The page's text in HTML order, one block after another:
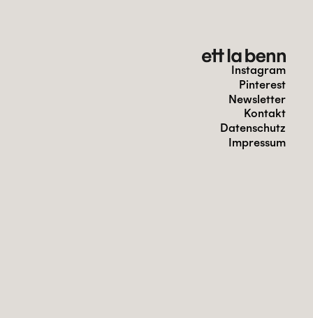
Instagram
Pinterest
Newsletter
Kontakt
Datenschutz
Impressum